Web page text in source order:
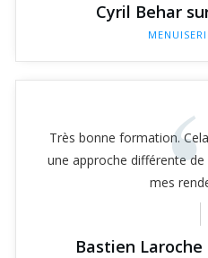
Cyril Behar
Très bonne formation.
une approche différente
mes
Bastien